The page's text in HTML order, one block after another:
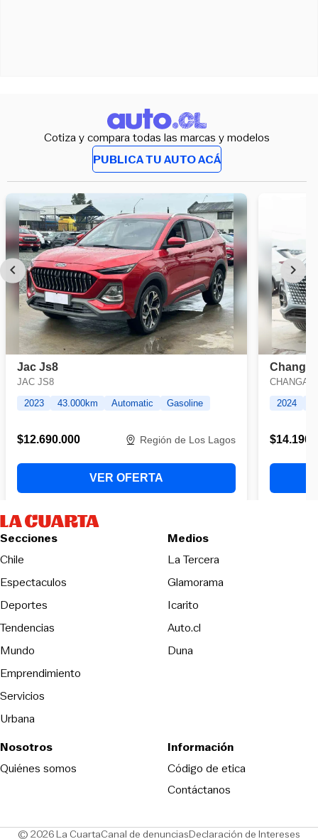
Cotiza y compara todas las marcas y modelos
PUBLICA TU AUTO ACÁ
Secciones
Chile
Espectaculos
Deportes
Tendencias
Mundo
Emprendimiento
Servicios
Urbana
Medios
La TerceraOpens in new
Glamorama
Icarito
Auto.cl
DunaOpens in new window
Nosotros
Quiénes somos
Información
Código de eticaOpens in new
Contáctanos
© 2026 La CuartaCanal de denunciasOpens in new window
Declaración de Intereses